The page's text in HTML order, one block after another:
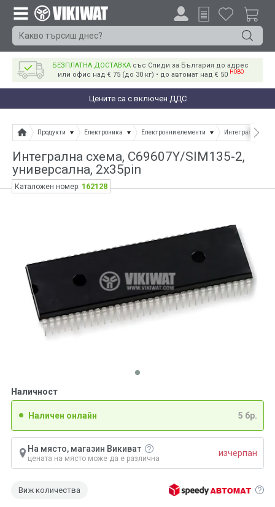
БЕЗПЛАТНА ДОСТАВКА със Спиди за България до адрес
или офис над € 75 (до 30 кг) • до автомат над € 50 НОВО
Цените са с включен ДДС
Продукти Електроника Електронни елементи Интегрални
Интегрална схема, C69607Y/SIM135-2,
универсална, 2x35pin
Наличност
Наличен онлайн 5 бр.
На място, магазин Викиват
цената на място може да е различна
изчерпан
Виж количества
Каталожен номер: 162128